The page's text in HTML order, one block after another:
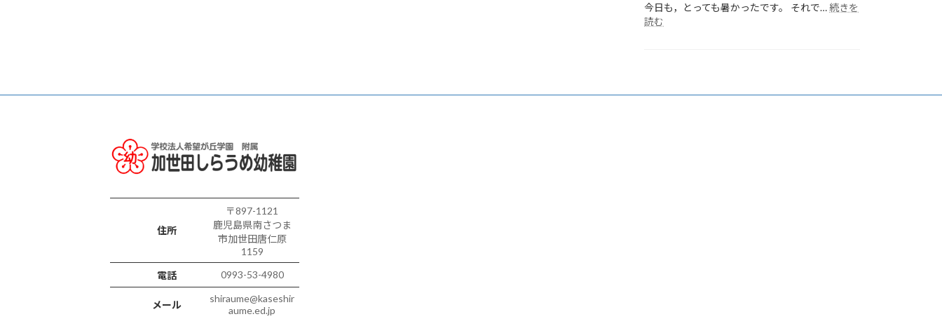
今日も，とっても暑かったです。 それで…続きを
読む
住所
〒897-1121
鹿児島県南さつま
市加世田唐仁原
1159
電話
0993-53-4980
メール
shiraume@kaseshir
aume.ed.jp